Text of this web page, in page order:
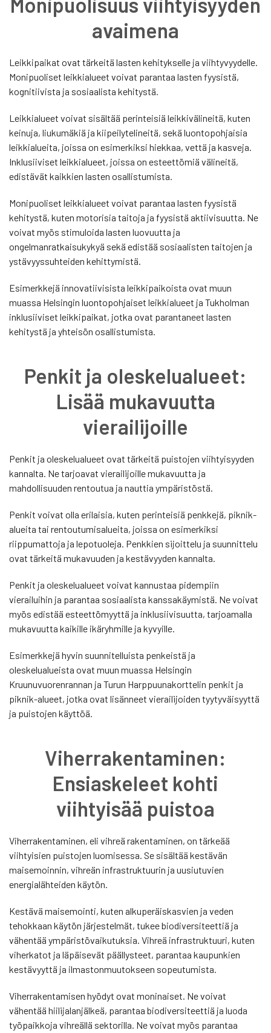
avaimena
Leikkipaikat ovat tärkeitä lasten kehitykselle ja viihtyvyydelle.
Monipuoliset leikkialueet voivat parantaa lasten fyysistä,
kognitiivista ja sosiaalista kehitystä.
Leikkialueet voivat sisältää perinteisiä leikkivälineitä, kuten
keinuja, liukumäkiä ja kiipeilytelineitä, sekä luontopohjaisia
leikkialueita, joissa on esimerkiksi hiekkaa, vettä ja kasveja.
Inklusiiviset leikkialueet, joissa on esteettömiä välineitä,
edistävät kaikkien lasten osallistumista.
Monipuoliset leikkialueet voivat parantaa lasten fyysistä
kehitystä, kuten motorisia taitoja ja fyysistä aktiivisuutta. Ne
voivat myös stimuloida lasten luovuutta ja
ongelmanratkaisukykyä sekä edistää sosiaalisten taitojen ja
ystävyyssuhteiden kehittymistä.
Esimerkkejä innovatiivisista leikkipaikoista ovat muun
muassa Helsingin luontopohjaiset leikkialueet ja Tukholman
inklusiiviset leikkipaikat, jotka ovat parantaneet lasten
kehitystä ja yhteisön osallistumista.
Penkit ja oleskelualueet:
Lisää mukavuutta
vierailijoille
Penkit ja oleskelualueet ovat tärkeitä puistojen viihtyisyyden
kannalta. Ne tarjoavat vierailijoille mukavuutta ja
mahdollisuuden rentoutua ja nauttia ympäristöstä.
Penkit voivat olla erilaisia, kuten perinteisiä penkkejä, piknik-
alueita tai rentoutumisalueita, joissa on esimerkiksi
riippumattoja ja lepotuoleja. Penkkien sijoittelu ja suunnittelu
ovat tärkeitä mukavuuden ja kestävyyden kannalta.
Penkit ja oleskelualueet voivat kannustaa pidempiin
vierailuihin ja parantaa sosiaalista kanssakäymistä. Ne voivat
myös edistää esteettömyyttä ja inklusiivisuutta, tarjoamalla
mukavuutta kaikille ikäryhmille ja kyvyille.
Esimerkkejä hyvin suunnitelluista penkeistä ja
oleskelualueista ovat muun muassa Helsingin
Kruunuvuorenrannan ja Turun Harppuunakorttelin penkit ja
piknik-alueet, jotka ovat lisänneet vierailijoiden tyytyväisyyttä
ja puistojen käyttöä.
Viherrakentaminen:
Ensiaskeleet kohti
viihtyisää puistoa
Viherrakentaminen, eli vihreä rakentaminen, on tärkeää
viihtyisien puistojen luomisessa. Se sisältää kestävän
maisemoinnin, vihreän infrastruktuurin ja uusiutuvien
energialähteiden käytön.
Kestävä maisemointi, kuten alkuperäiskasvien ja veden
tehokkaan käytön järjestelmät, tukee biodiversiteettiä ja
vähentää ympäristövaikutuksia. Vihreä infrastruktuuri, kuten
viherkatot ja läpäisevät päällysteet, parantaa kaupunkien
kestävyyttä ja ilmastonmuutokseen sopeutumista.
Viherrakentamisen hyödyt ovat moninaiset. Ne voivat
vähentää hiilijalanjälkeä, parantaa biodiversiteettiä ja luoda
työpaikkoja vihreällä sektorilla. Ne voivat myös parantaa